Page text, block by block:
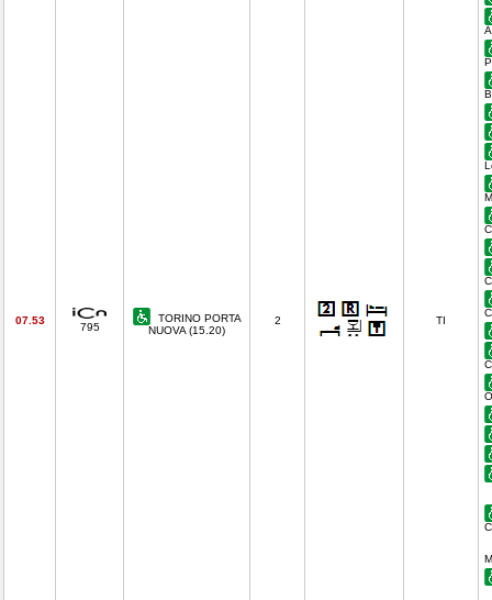
07.53
795
TORINO PORTA
NUOVA (15.20)
2 TI